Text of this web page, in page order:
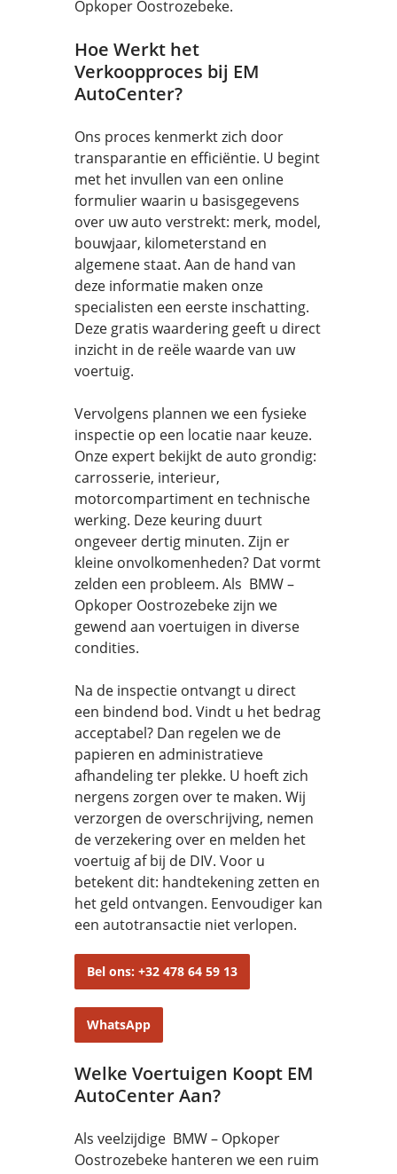
Opkoper Oostrozebeke.
Hoe Werkt het
Verkoopproces bij EM
AutoCenter?
Ons proces kenmerkt zich door
transparantie en efficiëntie. U begint
met het invullen van een online
formulier waarin u basisgegevens
over uw auto verstrekt: merk, model,
bouwjaar, kilometerstand en
algemene staat. Aan de hand van
deze informatie maken onze
specialisten een eerste inschatting.
Deze gratis waardering geeft u direct
inzicht in de reële waarde van uw
voertuig.
Vervolgens plannen we een fysieke
inspectie op een locatie naar keuze.
Onze expert bekijkt de auto grondig:
carrosserie, interieur,
motorcompartiment en technische
werking. Deze keuring duurt
ongeveer dertig minuten. Zijn er
kleine onvolkomenheden? Dat vormt
zelden een probleem. Als BMW –
Opkoper Oostrozebeke zijn we
gewend aan voertuigen in diverse
condities.
Na de inspectie ontvangt u direct
een bindend bod. Vindt u het bedrag
acceptabel? Dan regelen we de
papieren en administratieve
afhandeling ter plekke. U hoeft zich
nergens zorgen over te maken. Wij
verzorgen de overschrijving, nemen
de verzekering over en melden het
voertuig af bij de DIV. Voor u
betekent dit: handtekening zetten en
het geld ontvangen. Eenvoudiger kan
een autotransactie niet verlopen.
Bel ons: +32 478 64 59 13
WhatsApp
Welke Voertuigen Koopt EM
AutoCenter Aan?
Als veelzijdige BMW – Opkoper
Oostrozebeke hanteren we een ruim